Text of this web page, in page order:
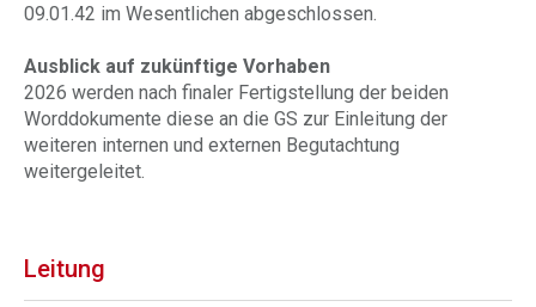
09.01.42 im Wesentlichen abgeschlossen.
Ausblick auf zukünftige Vorhaben
2026 werden nach finaler Fertigstellung der beiden
Worddokumente diese an die GS zur Einleitung der
weiteren internen und externen Begutachtung
weitergeleitet.
Leitung